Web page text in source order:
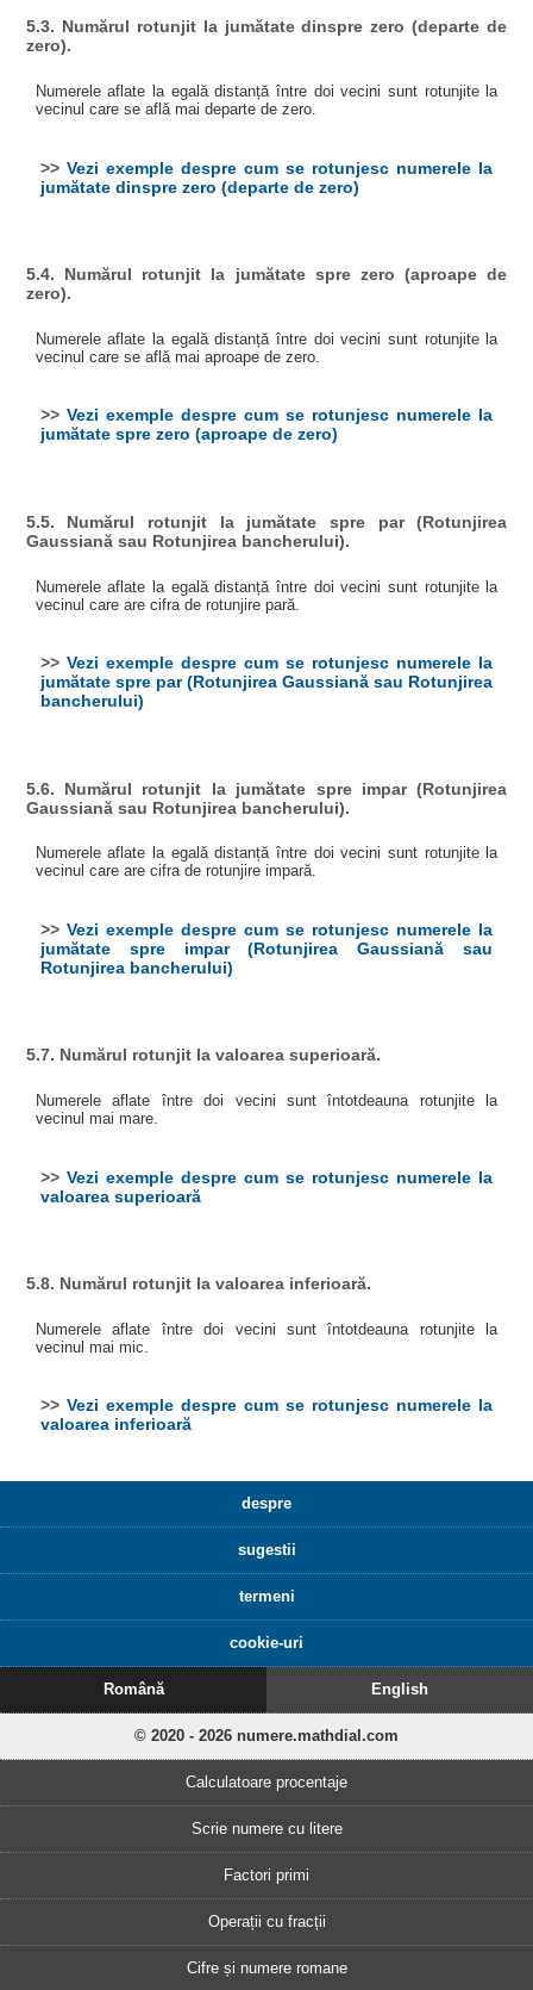
5.3. Numărul rotunjit la jumătate dinspre zero (departe de
zero).
Numerele aflate la egală distanță între doi vecini sunt rotunjite la
vecinul care se află mai departe de zero.
>> Vezi exemple despre cum se rotunjesc numerele la
jumătate dinspre zero (departe de zero)
5.4. Numărul rotunjit la jumătate spre zero (aproape de
zero).
Numerele aflate la egală distanță între doi vecini sunt rotunjite la
vecinul care se află mai aproape de zero.
>> Vezi exemple despre cum se rotunjesc numerele la
jumătate spre zero (aproape de zero)
5.5. Numărul rotunjit la jumătate spre par (Rotunjirea
Gaussiană sau Rotunjirea bancherului).
Numerele aflate la egală distanță între doi vecini sunt rotunjite la
vecinul care are cifra de rotunjire pară.
>> Vezi exemple despre cum se rotunjesc numerele la
jumătate spre par (Rotunjirea Gaussiană sau Rotunjirea
bancherului)
5.6. Numărul rotunjit la jumătate spre impar (Rotunjirea
Gaussiană sau Rotunjirea bancherului).
Numerele aflate la egală distanță între doi vecini sunt rotunjite la
vecinul care are cifra de rotunjire impară.
>> Vezi exemple despre cum se rotunjesc numerele la
jumătate spre impar (Rotunjirea Gaussiană sau
Rotunjirea bancherului)
5.7. Numărul rotunjit la valoarea superioară.
Numerele aflate între doi vecini sunt întotdeauna rotunjite la
vecinul mai mare.
>> Vezi exemple despre cum se rotunjesc numerele la
valoarea superioară
5.8. Numărul rotunjit la valoarea inferioară.
Numerele aflate între doi vecini sunt întotdeauna rotunjite la
vecinul mai mic.
>> Vezi exemple despre cum se rotunjesc numerele la
valoarea inferioară
despre
sugestii
termeni
cookie-uri
Română English
© 2020 - 2026 numere.mathdial.com
Calculatoare procentaje
Scrie numere cu litere
Factori primi
Operații cu fracții
Cifre și numere romane